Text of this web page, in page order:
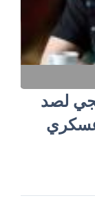
لصد
عسكري